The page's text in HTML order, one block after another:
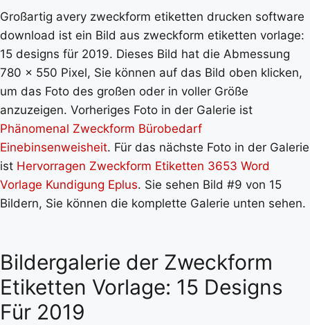
Großartig avery zweckform etiketten drucken software
download ist ein Bild aus zweckform etiketten vorlage:
15 designs für 2019. Dieses Bild hat die Abmessung
780 x 550 Pixel, Sie können auf das Bild oben klicken,
um das Foto des großen oder in voller Größe
anzuzeigen. Vorheriges Foto in der Galerie ist
Phänomenal Zweckform Bürobedarf
Einebinsenweisheit. Für das nächste Foto in der Galerie
ist Hervorragen Zweckform Etiketten 3653 Word
Vorlage Kundigung Eplus. Sie sehen Bild #9 von 15
Bildern, Sie können die komplette Galerie unten sehen.
Bildergalerie der Zweckform
Etiketten Vorlage: 15 Designs
Für 2019